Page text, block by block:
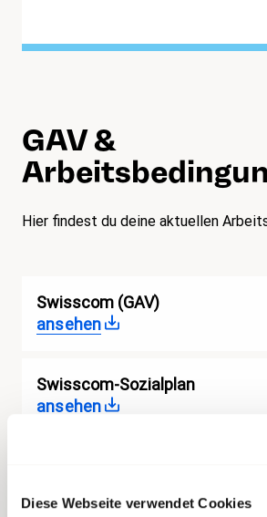
Diese Webseite verwendet Cookies
GAV &
Hier findest du deine aktuellen
Swisscom (GAV)
ansehen
Swisscom-Sozialplan
ansehen